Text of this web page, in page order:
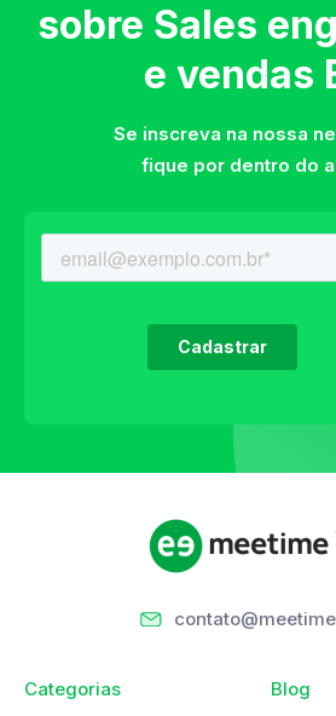
sobre Sales
e vendas
Se inscreva na nossa
fique por dentro do
Categorias Blog